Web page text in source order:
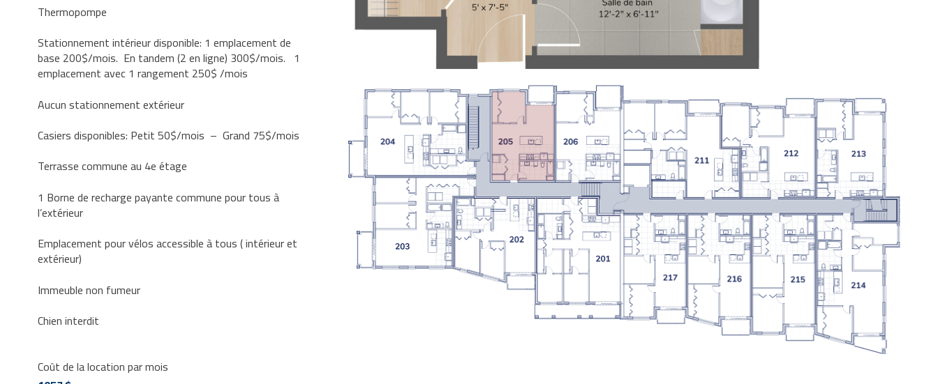
Thermopompe
Stationnement intérieur disponible: 1 emplacement de
base 200$/mois. En tandem (2 en ligne) 300$/mois. 1
emplacement avec 1 rangement 250$ /mois
Aucun stationnement extérieur
Casiers disponibles: Petit 50$/mois – Grand 75$/mois
Terrasse commune au 4e étage
1 Borne de recharge payante commune pour tous à
l’extérieur
Emplacement pour vélos accessible à tous ( intérieur et
extérieur)
Immeuble non fumeur
Chien interdit
Coût de la location par mois